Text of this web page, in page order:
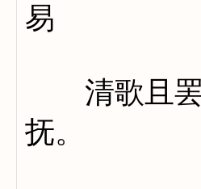
易
清歌且罢
抚。